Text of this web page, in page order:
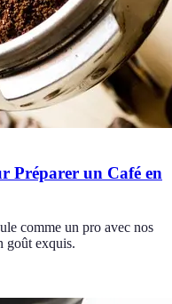
Préparer un Café en
comme un pro avec nos
goût exquis.